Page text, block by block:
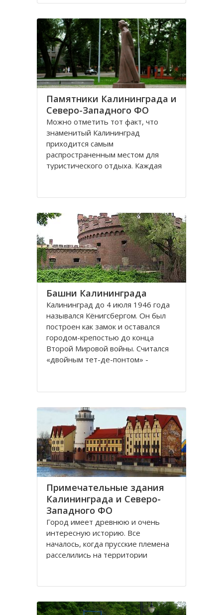
Санкт-Петербурге, поэтому летом
полноценно отдохнуть
Памятники Калининграда и
Северо-Западного ФО
Можно отметить тот факт, что
знаменитый Калининград
приходится самым
распространенным местом для
туристического отдыха. Каждая
притягивает, усиливает желание
привлекательное место. Здесь
представлены прекрасные
Башни Калининграда
Калининград до 4 июля 1946 года
назывался Кёнигсбергом. Он был
построен как замок и оставался
городом-крепостью до конца
Второй Мировой войны. Считался
«двойным тет-де-понтом» -
истории, сохранилось много арок и
Примечательные здания
Калининграда и Северо-
Западного ФО
Город имеет древнюю и очень
интересную историю. Все
началось, когда прусские племена
расселились на территории
-крепость. Многие сооружения
Сегодня это самый западный